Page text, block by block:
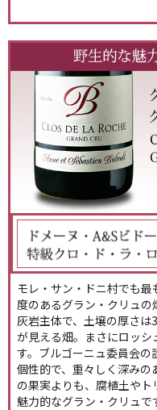
モレ・サン・ドニ村でも
度のあるグラン・クリュ
灰岩主体で、土壌の厚さ
が見える畑。まさにロッ
す。ブルゴーニュ委員会
個性的で、重々しく深み
の果実よりも、腐植土やト
魅力的なグラン・クリュで